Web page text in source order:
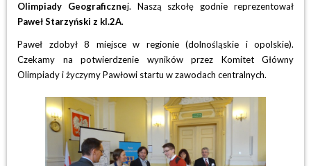
Olimpiady Geograficznej. Naszą szkołę godnie reprezentował
Paweł Starzyński z kl.2A.
Paweł zdobył 8 miejsce w regionie (dolnośląskie i opolskie).
Czekamy na potwierdzenie wyników przez Komitet Główny
Olimpiady i życzymy Pawłowi startu w zawodach centralnych.